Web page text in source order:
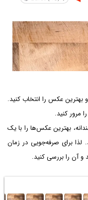
بهترین عکس را انتخاب کنید.
کنید.
بهترین عکس‌ها را با یک
برای صرفه‌جویی در زمان
و آن را بررسی کنید.